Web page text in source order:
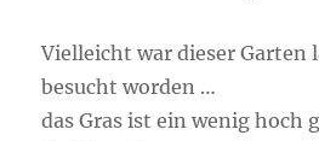
Vielleicht war dieser Garten
besucht worden …
das Gras ist ein wenig hoch